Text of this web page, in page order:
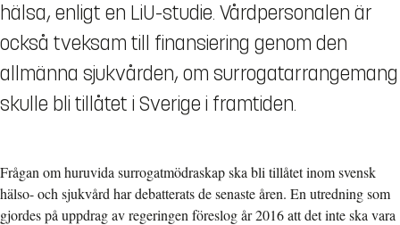
hälsa, enligt en LiU-studie. Vårdpersonalen är
också tveksam till finansiering genom den
allmänna sjukvården, om surrogatarrangemang
skulle bli tillåtet i Sverige i framtiden.
Frågan om huruvida surrogatmödraskap ska bli tillåtet inom svensk
hälso- och sjukvård har debatterats de senaste åren. En utredning som
gjordes på uppdrag av regeringen föreslog år 2016 att det inte ska vara